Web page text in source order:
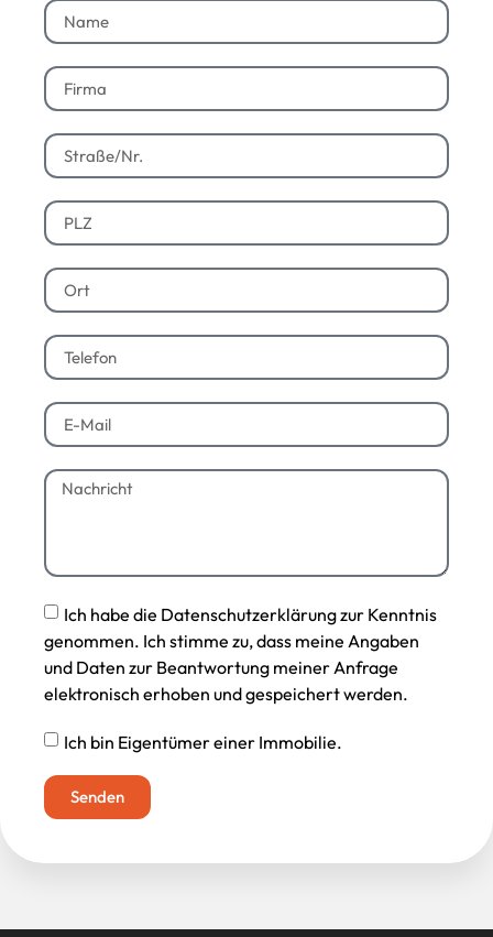
Ich habe die Datenschutzerklärung zur Kenntnis
genommen. Ich stimme zu, dass meine Angaben
und Daten zur Beantwortung meiner Anfrage
elektronisch erhoben und gespeichert werden.
Ich bin Eigentümer einer Immobilie.
Senden